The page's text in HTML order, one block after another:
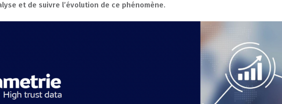
et de suivre l’évolution de ce phénomène.